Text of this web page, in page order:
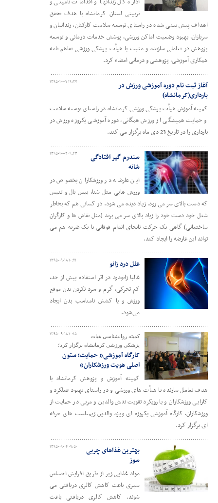
تربیتی استان کرمانشاه با هدف تحقق
اهداف پیش بینی شده در راستای توسعه سلامت کارکنان، زندانیان و
سربازان، بهبود وضعیت اماکن ورزشی، پوشش خدمات درمانی و توسعه
پژوهش در تعاملی سازنده و مثبت با هیأت پزشکی ورزشی تفاهم نامه
همکاری آموزشی، پژوهشی و درمانی امضاء کرد.
۱۳۹۵-۱۰-۰۷ ۱۹:۲۷
آغاز ثبت نام دوره آموزشی ورزش در
بارداری(کرمانشاه)
کمیته آموزش هیأت پزشکی ورزشی کرمانشاه در راستای توسعه سلامت
و حمایت همیشگی از ورزش همگانی، دوره آموزشی یکروزه ورزش در
بارداری را در تاریخ 23 دی ماه برگزار می کند.
۱۳۹۵-۱۰-۰۲ ۰۹:۴۳
سندرم گیر افتادگی
شانه
این عارضه در ورزشکاران بخصوص در
ورزش هایی مثل شنا، بیس بال و تنیس
که دست بالای سر می رود، زیاد دیده می شود. در کسانی هم که بخاطر
شغل خود دست خود را زیاد بالای سر می برند (مثل نقاش ها و کارگران
ساختمانی) گاهی یک حرکت نابجای اندام فوقانی یا یک ضربه هم می
تواند این عارضه را ایجاد کند.
۱۳۹۵-۰۹-۱۸ ۱۰:۲۱ علل درد زانو
غالبا زانودرد در اثر استفاده بیش از حد،
کم تحرکی، گرم و سرد نکردن بدن موقع
ورزش و یا کشش نامناسب بدن ایجاد
می‌شود.
۱۳۹۵-۰۹-۱۸ ۱۰:۱۵
کمیته روانشناسی هیات
پزشکی ورزشی کرمانشاه برگزار کرد؛
کارگاه آموزشی« حمایت؛ ستون
اصلی هویت ورزشکاران»
کمیته آموزش و پژوهش کرمانشاه با
هدف تعامل سازنده با هیأت های ورزشی و در راستای بهبود عملکرد و
کارایی ورزشکاران و با رویکرد تقویت نقش والدین و مربی در حمایت از
ورزشکاران، کارگاه آموزشی یکروزه ای ویژه والدین ژیمناست های حرفه
ای برگزار کرد.
۱۳۹۵-۰۹-۰۴ ۰۹:۵۰
بهترین غذاهای چربی
سوز
مواد غذایی زیر از طریق افزایش احساس
سیری باعث کاهش کالری دریافتی می
شوند. کاهش کالری دریافتی باعث